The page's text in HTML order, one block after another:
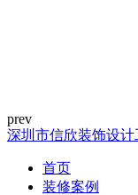
深圳市信欣装饰设计
首页
装修案例